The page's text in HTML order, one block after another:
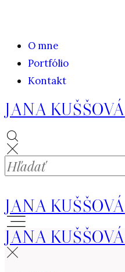
O mne
Portfólio
Kontakt
JANA KUŠŠOVÁ
JANA KUŠŠOVÁ
JANA KUŠŠOVÁ